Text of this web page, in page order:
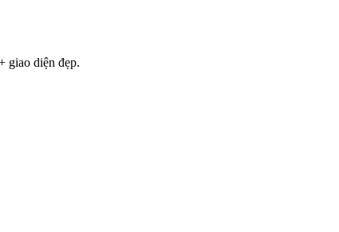
giao diện đẹp.